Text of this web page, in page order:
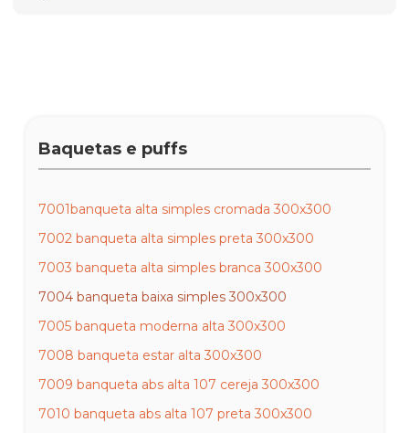
Baquetas e puffs
7001banqueta alta simples cromada 300x300
7002 banqueta alta simples preta 300x300
7003 banqueta alta simples branca 300x300
7004 banqueta baixa simples 300x300
7005 banqueta moderna alta 300x300
7008 banqueta estar alta 300x300
7009 banqueta abs alta 107 cereja 300x300
7010 banqueta abs alta 107 preta 300x300